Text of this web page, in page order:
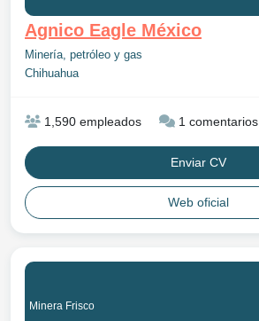
Agnico Eagle México
Minería, petróleo y gas
Chihuahua
1,590 empleados 1 comentarios
Enviar CV
Web oficial
Minera Frisco